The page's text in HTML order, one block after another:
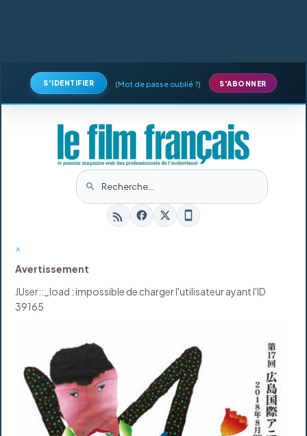
S'IDENTIFIER (Mot de passe oublié ?) S'ABONNER
×
Avertissement
JUser::_load : impossible de charger l'utilisateur ayant l'ID
39165